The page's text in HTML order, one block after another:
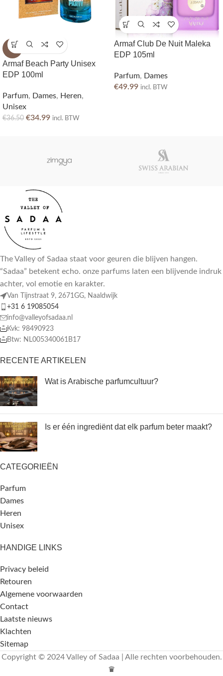
-4%
Armaf Beach Party Unisex
EDP 100ml
Parfum, Dames, Heren,
Unisex
€36.50 €34.99 incl. BTW
Armaf Club De Nuit Maleka
EDP 105ml
Parfum, Dames
€49.99 incl. BTW
The Valley of Sadaa staat voor geuren die blijven hangen.
“Sadaa” betekent echo. onze parfums laten een blijvende indruk
achter, vol emotie en karakter.
Van Tijnstraat 9, 2671GG, Naaldwijk
+31 6 19085054
info@valleyofsadaa.nl
Kvk: 98490923
Btw: NL005340061B17
RECENTE ARTIKELEN
Wat is Arabische parfumcultuur?
Is er één ingrediënt dat elk parfum beter maakt?
CATEGORIEËN
Parfum
Dames
Heren
Unisex
HANDIGE LINKS
Privacy beleid
Retouren
Algemene voorwaarden
Contact
Laatste nieuws
Klachten
Sitemap
Copyright © 2024 Valley of Sadaa | Alle rechten voorbehouden.
♛